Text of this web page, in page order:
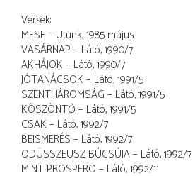
Versek:
MESE – Utunk, 1985 május
VASÁRNAP – Látó, 1990/7
AKHÁJOK – Látó, 1990/7
JÓTANÁCSOK – Látó, 1991/5
SZENTHÁROMSÁG – Látó, 1991/5
KÖSZÖNTŐ – Látó, 1991/5
CSAK – Látó, 1992/7
BEISMERÉS – Látó, 1992/7
ODÜSSZEUSZ BÚCSÚJA – Látó, 1992/7
MINT PROSPERO – Látó, 1992/11